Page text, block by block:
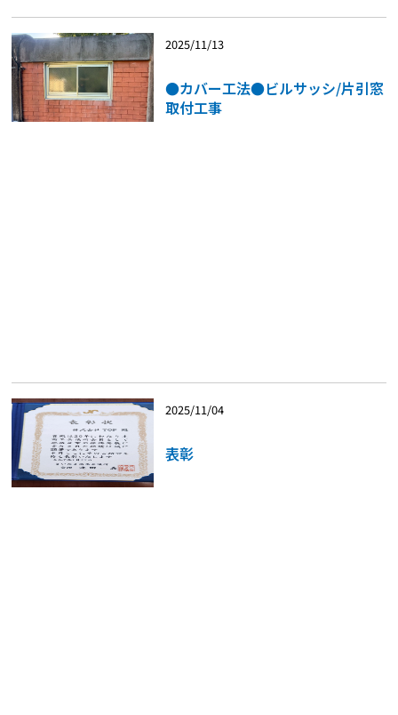
2025/11/13
●カバー工法●ビルサッシ/片引窓
取付工事
2025/11/04
表彰